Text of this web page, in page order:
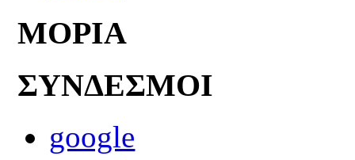
ΜΟΡΙΑ
ΣΥΝΔΕΣΜΟΙ
google